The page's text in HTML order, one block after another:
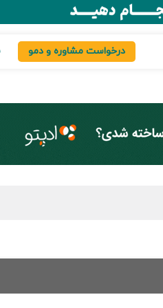
درخواست مشاوره و دمو